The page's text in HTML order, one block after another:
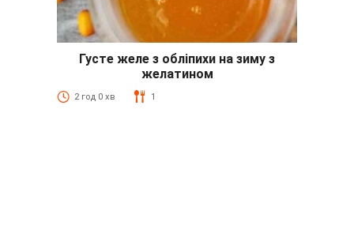
Густе желе з обліпихи на зиму з
желатином
2 год 0 хв 1